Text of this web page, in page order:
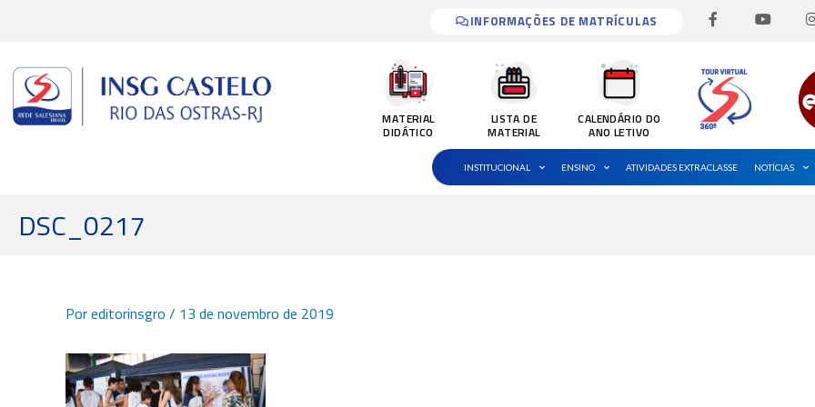
conteúdo
INFORMAÇÕES DE MATRÍCULAS
F
a
b
o
o
k
-
f
o
g
r
MATERIAL
DIDÁTICO
LISTA DE
MATERIAL
CALENDÁRIO DO
ANO LETIVO
INSTITUCIONAL ENSINO ATIVIDADES EXTRACLASSE NOTÍCIAS
DSC_0217
Poreditorinsgro / 13 de novembro de 2019